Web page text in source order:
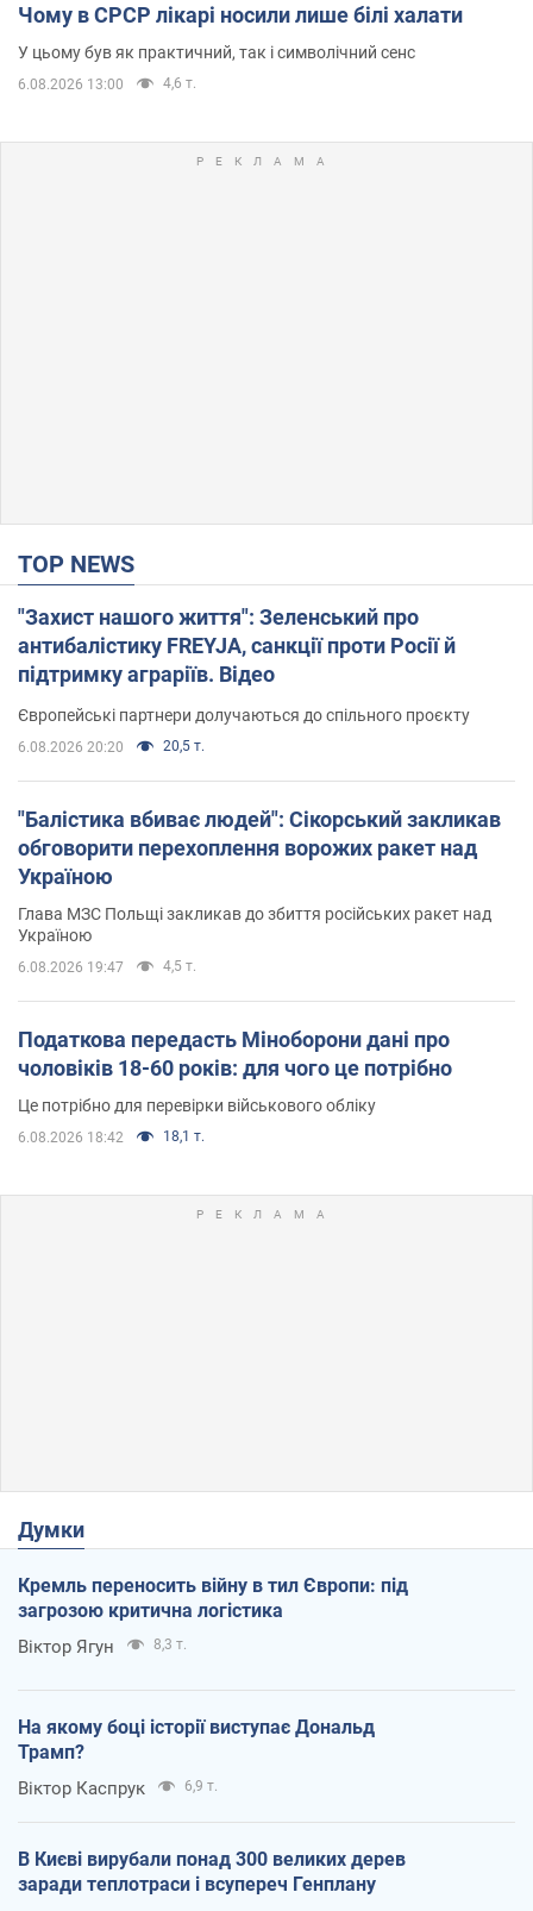
Чому в СРСР лікарі носили лише білі халати
У цьому був як практичний, так і символічний сенс
6.08.2026 13:00 4,6 т.
TOP NEWS
"Захист нашого життя": Зеленський про
антибалістику FREYJA, санкції проти Росії й
підтримку аграріїв. Відео
Європейські партнери долучаються до спільного проєкту
6.08.2026 20:20 20,5 т.
"Балістика вбиває людей": Сікорський закликав
обговорити перехоплення ворожих ракет над
Україною
Глава МЗС Польщі закликав до збиття російських ракет над
Україною
6.08.2026 19:47 4,5 т.
Податкова передасть Міноборони дані про
чоловіків 18-60 років: для чого це потрібно
Це потрібно для перевірки військового обліку
6.08.2026 18:42 18,1 т.
Думки
Кремль переносить війну в тил Європи: під
загрозою критична логістика
Віктор Ягун 8,3 т.
На якому боці історії виступає Дональд
Трамп?
Віктор Каспрук 6,9 т.
В Києві вирубали понад 300 великих дерев
заради теплотраси і всупереч Генплану